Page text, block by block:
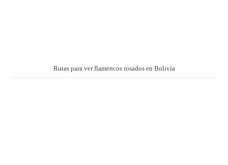
Rutas para ver flamencos rosados en Bolivia